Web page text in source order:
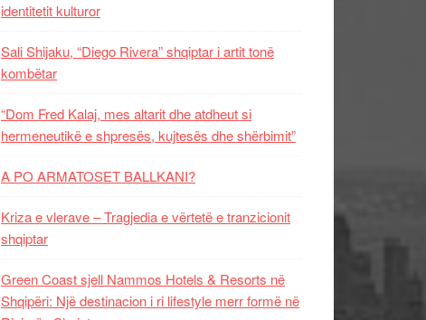
identitetit kulturor
Sali Shijaku, “Diego Rivera” shqiptar i artit tonë
kombëtar
“Dom Fred Kalaj, mes altarit dhe atdheut si
hermeneutikë e shpresës, kujtesës dhe shërbimit”
A PO ARMATOSET BALLKANI?
Kriza e vlerave – Tragjedia e vërtetë e tranzicionit
shqiptar
Green Coast sjell Nammos Hotels & Resorts në
Shqipëri: Një destinacion i ri lifestyle merr formë në